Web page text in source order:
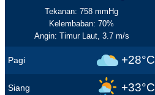
Tekanan: 758 mmHg
Kelembaban: 70%
Angin: Timur Laut, 3.7 m/s
Pagi +28°C
Siang +33°C